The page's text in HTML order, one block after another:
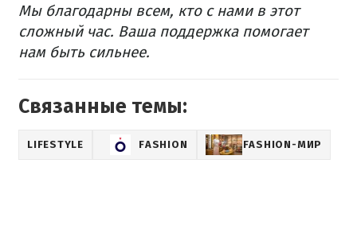
Мы благодарны всем, кто с нами в этот
сложный час. Ваша поддержка помогает
нам быть сильнее.
Связанные темы:
LIFESTYLE FASHION FASHION-МИР